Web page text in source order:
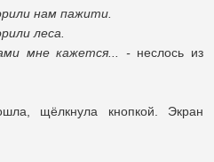
нам пажити.
леса.
мне кажется... - неслось из
щёлкнула кнопкой. Экран